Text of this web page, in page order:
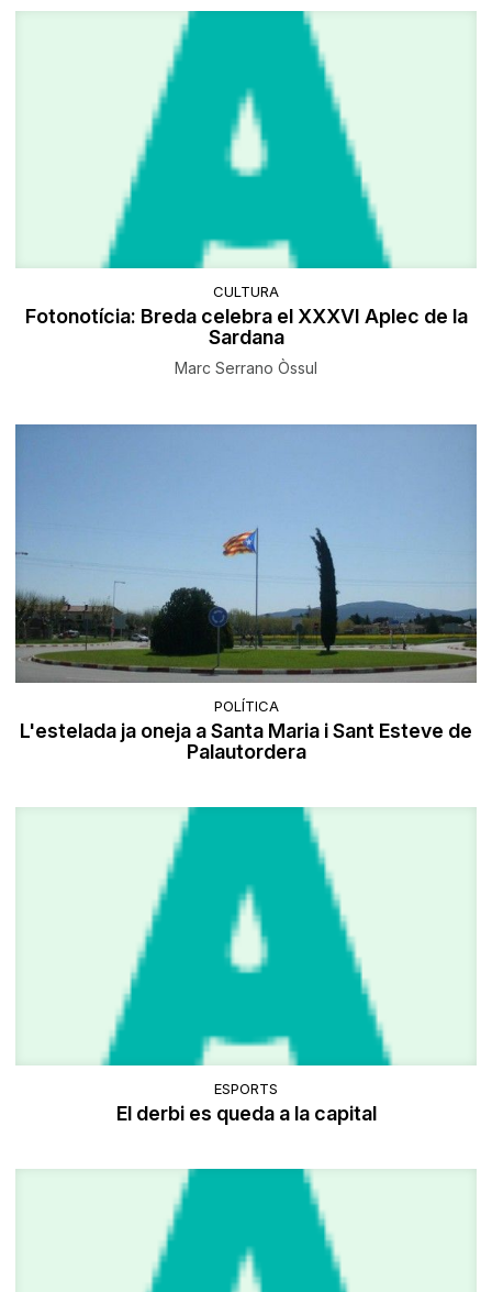
CULTURA
Fotonotícia: Breda celebra el XXXVI Aplec de la
Sardana
Marc Serrano Òssul
POLÍTICA
L'estelada ja oneja a Santa Maria i Sant Esteve de
Palautordera
ESPORTS
El derbi es queda a la capital